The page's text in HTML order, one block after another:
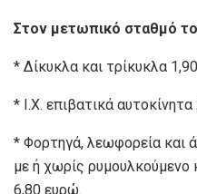
Στον μετωπικό σταθμό
* Δίκυκλα και τρίκυκλα
* Ι.Χ. επιβατικά
* Φορτηγά, λεωφορεία και
με ή χωρίς
6,80 ευρώ.